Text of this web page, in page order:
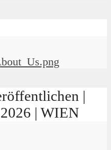
|
| WIEN